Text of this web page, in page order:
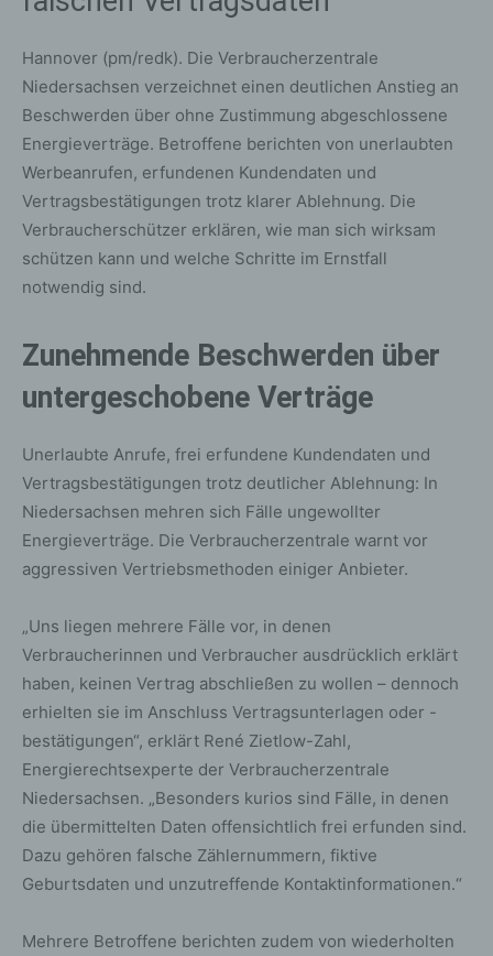
Hannover (pm/redk). Die Verbraucherzentrale
Niedersachsen verzeichnet einen deutlichen Anstieg an
Beschwerden über ohne Zustimmung abgeschlossene
Energieverträge. Betroffene berichten von unerlaubten
Werbeanrufen, erfundenen Kundendaten und
Vertragsbestätigungen trotz klarer Ablehnung. Die
Verbraucherschützer erklären, wie man sich wirksam
schützen kann und welche Schritte im Ernstfall
notwendig sind.
Zunehmende Beschwerden über
untergeschobene Verträge
Unerlaubte Anrufe, frei erfundene Kundendaten und
Vertragsbestätigungen trotz deutlicher Ablehnung: In
Niedersachsen mehren sich Fälle ungewollter
Energieverträge. Die Verbraucherzentrale warnt vor
aggressiven Vertriebsmethoden einiger Anbieter.
„Uns liegen mehrere Fälle vor, in denen
Verbraucherinnen und Verbraucher ausdrücklich erklärt
haben, keinen Vertrag abschließen zu wollen – dennoch
erhielten sie im Anschluss Vertragsunterlagen oder -
bestätigungen“, erklärt René Zietlow-Zahl,
Energierechtsexperte der Verbraucherzentrale
Niedersachsen. „Besonders kurios sind Fälle, in denen
die übermittelten Daten offensichtlich frei erfunden sind.
Dazu gehören falsche Zählernummern, fiktive
Geburtsdaten und unzutreffende Kontaktinformationen.“
Mehrere Betroffene berichten zudem von wiederholten